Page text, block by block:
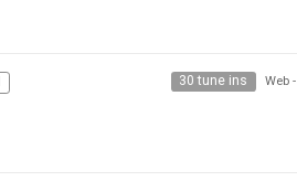
30 tune ins Web -